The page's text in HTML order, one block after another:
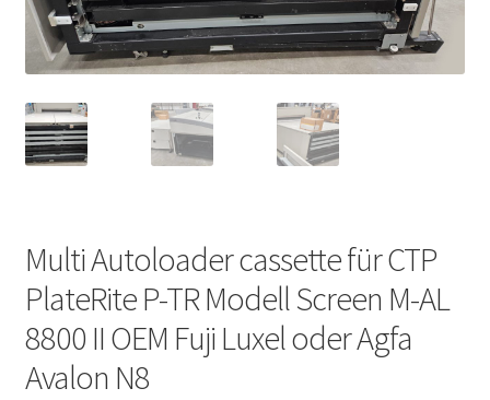
Multi Autoloader cassette für CTP
PlateRite P-TR Modell Screen M-AL
8800 II OEM Fuji Luxel oder Agfa
Avalon N8